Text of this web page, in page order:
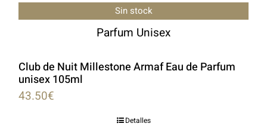
Sin stock
Club de Nuit Millestone Armaf Eau de Parfum
unisex 105ml
43.50€
Detalles